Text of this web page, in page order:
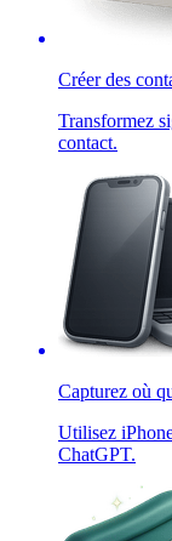
Créer des
Transformez
contact.
Capturez où
Utilisez
ChatGPT.